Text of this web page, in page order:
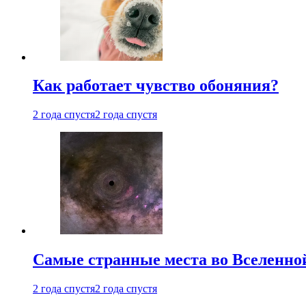
Как работает чувство обоняния?
2 года спустя2 года спустя
Самые странные места во
2 года спустя2 года спустя